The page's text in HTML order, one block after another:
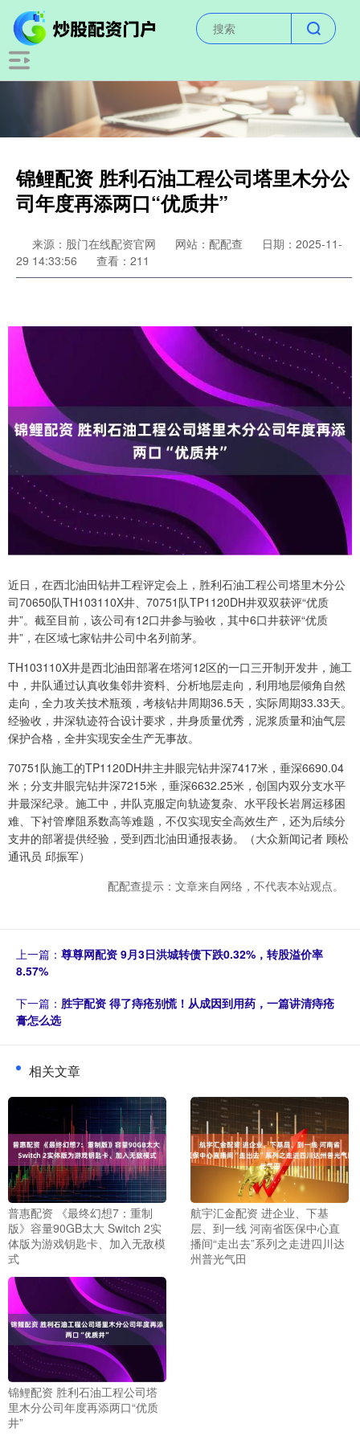
锦鲤配资 胜利石油工程公司塔里木分公
司年度再添两口“优质井”
来源：股门在线配资官网 网站：配配查
日期：2025-11-
29 14:33:56
查看：211
近日，在西北油田钻井工程评定会上，胜利石油工程公司塔里木分公
司70650队TH103110X井、70751队TP1120DH井双双获评“优质
井”。截至目前，该公司有12口井参与验收，其中6口井获评“优质
井”，在区域七家钻井公司中名列前茅。
TH103110X井是西北油田部署在塔河12区的一口三开制开发井，施工
中，井队通过认真收集邻井资料、分析地层走向，利用地层倾角自然
走向，全力攻关技术瓶颈，考核钻井周期36.5天，实际周期33.33天。
经验收，井深轨迹符合设计要求，井身质量优秀，泥浆质量和油气层
保护合格，全井实现安全生产无事故。
70751队施工的TP1120DH井主井眼完钻井深7417米，垂深6690.04
米；分支井眼完钻井深7215米，垂深6632.25米，创国内双分支水平
井最深纪录。施工中，井队克服定向轨迹复杂、水平段长岩屑运移困
难、下衬管摩阻系数高等难题，不仅实现安全高效生产，还为后续分
支井的部署提供经验，受到西北油田通报表扬。（大众新闻记者 顾松
通讯员 邱振军）
配配查提示：文章来自网络，不代表本站观点。
上一篇： 尊尊网配资 9月3日洪城转债下跌0.32%，转股溢价率
8.57%
下一篇： 胜宇配资 得了痔疮别慌！从成因到用药，一篇讲清痔疮
膏怎么选
相关文章
普惠配资 《最终幻想7：重制
版》容量90GB太大 Switch 2实
体版为游戏钥匙卡、加入无敌模
式
航宇汇金配资 进企业、下基
层、到一线 河南省医保中心直
播间“走出去”系列之走进四川达
州普光气田
锦鲤配资 胜利石油工程公司塔
里木分公司年度再添两口“优质
井”